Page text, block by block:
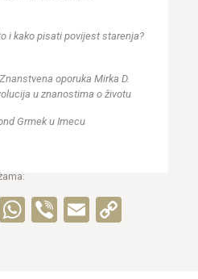
i kako pisati povijest starenja?
Znanstvena oporuka Mirka D.
u znanostima o životu
Grmek u Imecu
WhatsApp
ViberEmailCopy